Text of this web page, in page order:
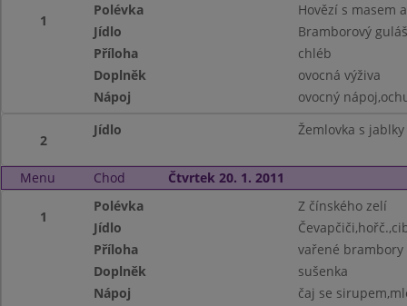
1
Polévka
Hovězí s masem
Jídlo
Bramborový
Příloha
chléb
Doplněk
ovocná výživa
Nápoj
ovocný
2
Jídlo Žemlovka s jablky
Menu Chod Čtvrtek 20. 1. 2011
1
Polévka
Z čínského zelí
Jídlo
Příloha
vařené brambory
Doplněk
sušenka
Nápoj
čaj se